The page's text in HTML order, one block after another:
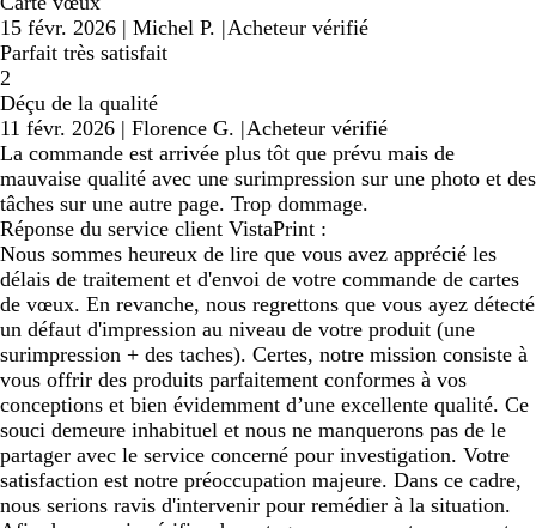
15 févr. 2026 | Michel P. |Acheteur vérifié
Parfait très satisfait
2
Déçu de la qualité
11 févr. 2026 | Florence G. |Acheteur vérifié
La commande est arrivée plus tôt que prévu mais de
mauvaise qualité avec une surimpression sur une photo et des
tâches sur une autre page. Trop dommage.
Réponse du service client VistaPrint :
Nous sommes heureux de lire que vous avez apprécié les
délais de traitement et d'envoi de votre commande de cartes
de vœux. En revanche, nous regrettons que vous ayez détecté
un défaut d'impression au niveau de votre produit (une
surimpression + des taches). Certes, notre mission consiste à
vous offrir des produits parfaitement conformes à vos
conceptions et bien évidemment d’une excellente qualité. Ce
souci demeure inhabituel et nous ne manquerons pas de le
partager avec le service concerné pour investigation. Votre
satisfaction est notre préoccupation majeure. Dans ce cadre,
nous serions ravis d'intervenir pour remédier à la situation.